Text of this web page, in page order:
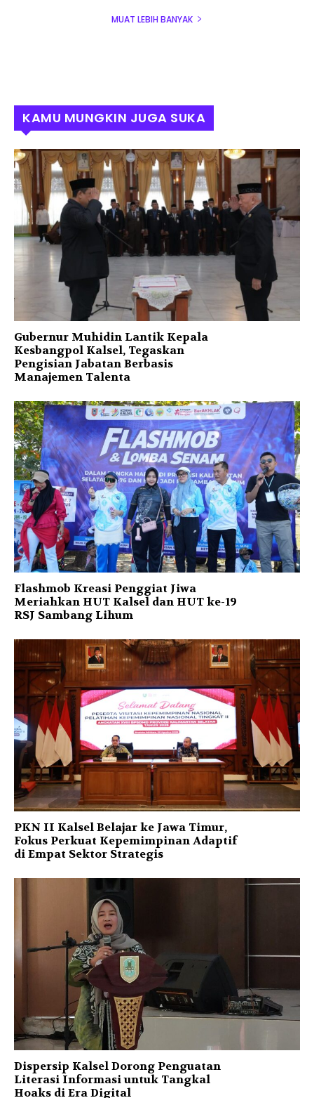
MUAT LEBIH BANYAK
KAMU MUNGKIN JUGA SUKA
Gubernur Muhidin Lantik Kepala
Kesbangpol Kalsel, Tegaskan
Pengisian Jabatan Berbasis
Manajemen Talenta
Flashmob Kreasi Penggiat Jiwa
Meriahkan HUT Kalsel dan HUT ke-19
RSJ Sambang Lihum
PKN II Kalsel Belajar ke Jawa Timur,
Fokus Perkuat Kepemimpinan Adaptif
di Empat Sektor Strategis
Dispersip Kalsel Dorong Penguatan
Literasi Informasi untuk Tangkal
Hoaks di Era Digital